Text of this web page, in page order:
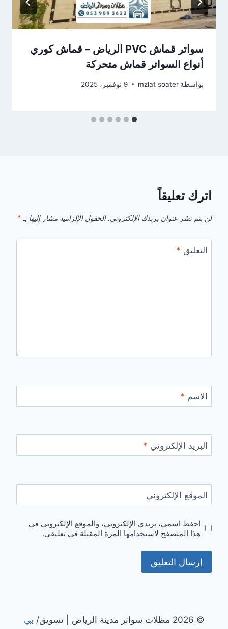
سواتر قماش PVC الرياض – قماش كوري
أنواع السواتر قماش متحركة
بواسطة mzlat soater 9 نوفمبر، 2025
اترك تعليقاً
لن يتم نشر عنوان بريدك الإلكتروني. الحقول الإلزامية مشار إليها بـ *
التعليق *
الاسم *
البريد الإلكتروني *
الموقع الإلكتروني
احفظ اسمي، بريدي الإلكتروني، والموقع الإلكتروني في
هذا المتصفح لاستخدامها المرة المقبلة في تعليقي.
© 2026 مظلات سواتر مدينة الرياض | تسويق/
بي